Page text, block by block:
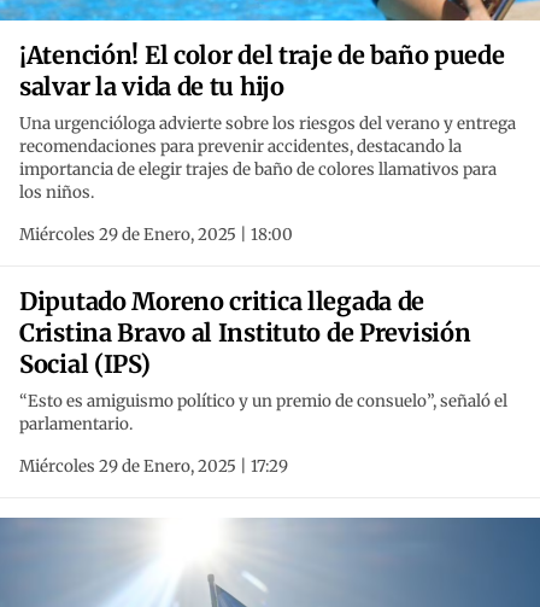
¡Atención! El color del traje de baño puede
salvar la vida de tu hijo
Una urgencióloga advierte sobre los riesgos del verano y entrega
recomendaciones para prevenir accidentes, destacando la
importancia de elegir trajes de baño de colores llamativos para
los niños.
Miércoles 29 de Enero, 2025 | 18:00
Diputado Moreno critica llegada de
Cristina Bravo al Instituto de Previsión
Social (IPS)
“Esto es amiguismo político y un premio de consuelo”, señaló el
parlamentario.
Miércoles 29 de Enero, 2025 | 17:29